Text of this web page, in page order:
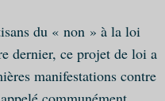
du « non » à la loi
dernier, ce projet de loi a
manifestations contre